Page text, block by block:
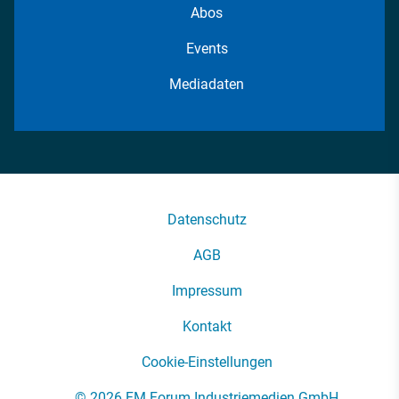
Abos
Events
Mediadaten
Datenschutz
AGB
Impressum
Kontakt
Cookie-Einstellungen